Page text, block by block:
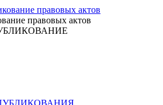
правовых актов